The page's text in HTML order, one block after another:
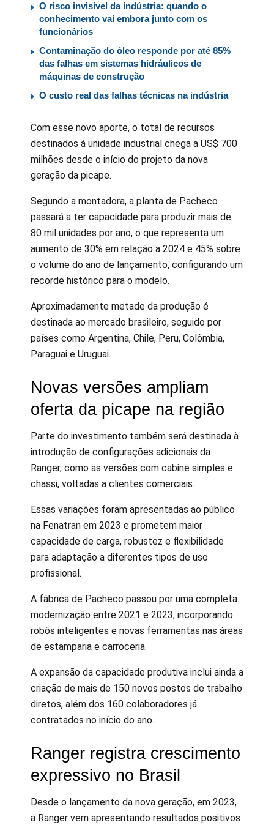
O risco invisível da indústria: quando o
conhecimento vai embora junto com os
funcionários
Contaminação do óleo responde por até 85%
das falhas em sistemas hidráulicos de
máquinas de construção
O custo real das falhas técnicas na indústria
Com esse novo aporte, o total de recursos
destinados à unidade industrial chega a US$ 700
milhões desde o início do projeto da nova
geração da picape.
Segundo a montadora, a planta de Pacheco
passará a ter capacidade para produzir mais de
80 mil unidades por ano, o que representa um
aumento de 30% em relação a 2024 e 45% sobre
o volume do ano de lançamento, configurando um
recorde histórico para o modelo.
Aproximadamente metade da produção é
destinada ao mercado brasileiro, seguido por
países como Argentina, Chile, Peru, Colômbia,
Paraguai e Uruguai.
Novas versões ampliam
oferta da picape na região
Parte do investimento também será destinada à
introdução de configurações adicionais da
Ranger, como as versões com cabine simples e
chassi, voltadas a clientes comerciais.
Essas variações foram apresentadas ao público
na Fenatran em 2023 e prometem maior
capacidade de carga, robustez e flexibilidade
para adaptação a diferentes tipos de uso
profissional.
A fábrica de Pacheco passou por uma completa
modernização entre 2021 e 2023, incorporando
robôs inteligentes e novas ferramentas nas áreas
de estamparia e carroceria.
A expansão da capacidade produtiva inclui ainda a
criação de mais de 150 novos postos de trabalho
diretos, além dos 160 colaboradores já
contratados no início do ano.
Ranger registra crescimento
expressivo no Brasil
Desde o lançamento da nova geração, em 2023,
a Ranger vem apresentando resultados positivos